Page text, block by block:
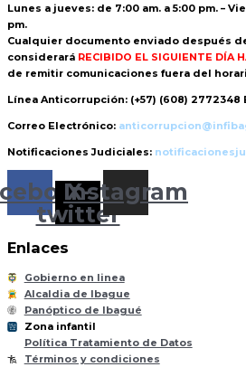
Lunes a jueves: de 7:00 am. a 5:00 pm. –
pm.
Cualquier documento enviado después
considerará RECIBIDO EL SIGUIENTE DÍA
de remitir comunicaciones fuera del
Línea Anticorrupción: (+57) (608) 2772348
Correo Electrónico:
Notificaciones Judiciales:
X-
twitter
Instagram
Enlaces
Gobierno en linea
Alcaldia de Ibague
Panóptico de Ibagué
til
Zona infantil
Política Tratamiento de Datos
Términos y condiciones